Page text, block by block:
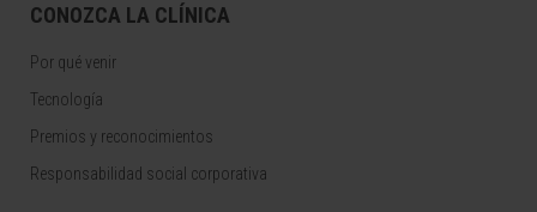
CONOZCA LA CLÍNICA
Por qué venir
Tecnología
Premios y reconocimientos
Responsabilidad social corporativa